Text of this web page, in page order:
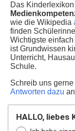
Das Kinderlexikon
wie die Wikipedia
finden
Wichtigste
ist Grundwissen
Unterricht,
Schule.
Schreib uns
Antworten dazu
HALLO, liebes